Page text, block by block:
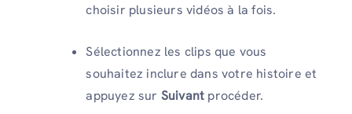
choisir plusieurs vidéos à la fois.
Sélectionnez les clips que vous
souhaitez inclure dans votre histoire et
appuyez sur Suivant procéder.